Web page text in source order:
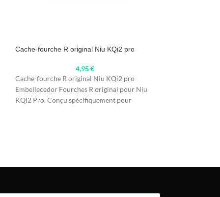
Cache-fourche R original Niu KQi2 pro
4,95€
Cache-fourche R original Niu KQi2 pro
Embellecedor Fourches R original pour Niu
KQi2 Pro. Conçu spécifiquement pour